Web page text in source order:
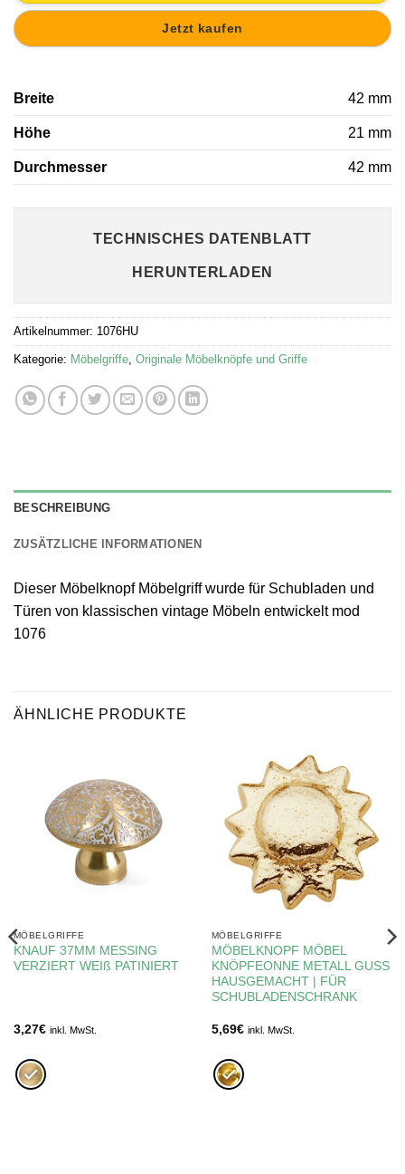
Jetzt kaufen
Breite 42 mm
Höhe 21 mm
Durchmesser 42 mm
TECHNISCHES DATENBLATT
HERUNTERLADEN
Artikelnummer: 1076HU
Kategorie: Möbelgriffe, Originale Möbelknöpfe und Griffe
BESCHREIBUNG
ZUSÄTZLICHE INFORMATIONEN
Dieser Möbelknopf Möbelgriff wurde für Schubladen und
Türen von klassischen vintage Möbeln entwickelt mod
1076
ÄHNLICHE PRODUKTE
MÖBELGRIFFE
KNAUF 37MM MESSING
VERZIERT WEIß PATINIERT
3,27€ inkl. MwSt.
MÖBELGRIFFE
MÖBELKNOPF MÖBEL
KNÖPFEONNE METALL GUSS
HAUSGEMACHT | FÜR
SCHUBLADENSCHRANK
5,69€ inkl. MwSt.